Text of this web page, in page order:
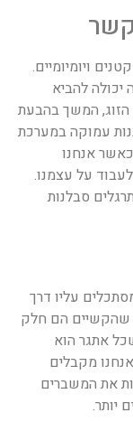
ויומיומיים.
להביא
הזוג, המשך בהבעת
עמוקה במערכת
אנחנו
על עצמנו.
סבלנות
עליו דרך
שהקשיים הם חלק
אתגר הוא
מקבלים
את המשברים
יותר.